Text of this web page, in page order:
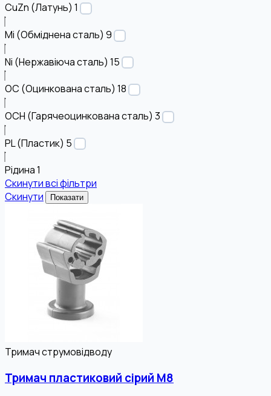
CuZn (Латунь) 1
Mi (Обміднена сталь) 9
Ni (Нержавіюча сталь) 15
OC (Оцинкована сталь) 18
OCH (Гарячеоцинкована сталь) 3
PL (Пластик) 5
Рідина1
Скинути всі фільтри
Скинути
Показати
Тримач струмовідводу
Тримач пластиковий сірий М8